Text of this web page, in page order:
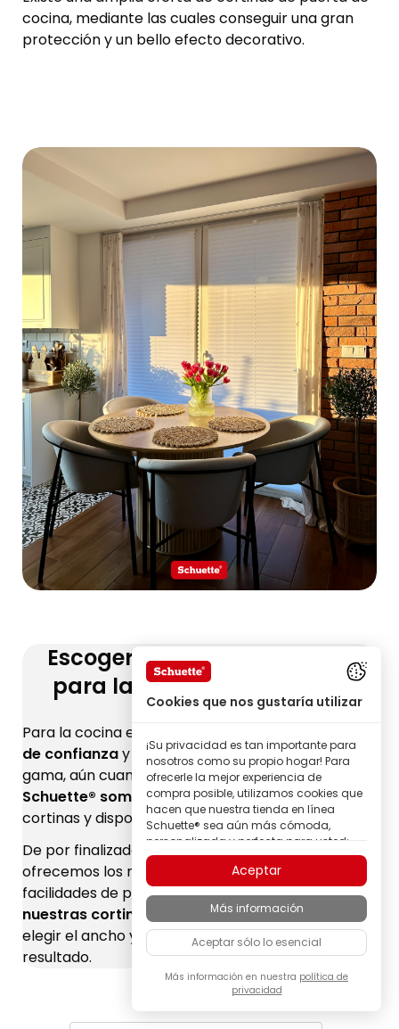
cocina, mediante las cuales conseguir una gran
protección y un bello efecto decorativo.
Escoger las cortinas ideales
para la cocina: Conclusión
Para la cocina es fundamental
de confianzay comprar unas cortinas de alta
gama, aún cuando el coste sea algo mayor.
Schuette® somos expertosen el campo de las
cortinas y disponemos de un variado catálogo.
De por finalizada su búsqueda, nosotros le
ofrecemos los mejores productos y las mayores
facilidades de pago. Además,confeccionamos
nuestras cortinas a mediday el cliente puede
elegir el ancho y alto que desea para un mejor
resultado.
Cookies que nos gustaría utilizar
¡Su privacidad es tan importante para
nosotros como su propio hogar! Para
ofrecerle la mejor experiencia de
compra posible, utilizamos cookies que
hacen que nuestra tienda en línea
Schuette® sea aún más cómoda,
personalizada y perfecta para usted;
todo para que pueda descubrir
productos de la marca Schuette® con
la mejor calidad.
Algunas de estas cookies son
necesarias para que nuestra tienda
Schuette® funcione de forma fiable;
otras nos permiten personalizar los
contenidos y anuncios según sus
intereses, o participar de manera
completamente anónima en el análisis
del comportamiento de los visitantes.
Aceptar
Más información
Aceptar sólo lo esencial
Más información en nuestra política de
privacidad